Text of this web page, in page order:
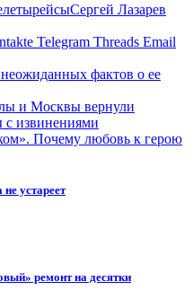
рейсыСергей Лазарев
Telegram Threads Email
фактов о ее
и Москвы вернули
с извинениями
устареет
ремонт на десятки